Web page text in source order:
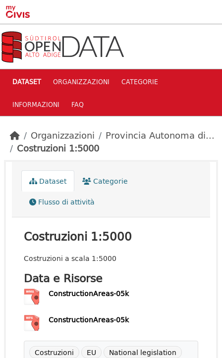
Skip to main content
DATASET ORGANIZZAZIONI CATEGORIE
INFORMAZIONI FAQ
Organizzazioni
Provincia Autonoma di...
Costruzioni 1:5000
Dataset
Categorie
Flusso di attività
Costruzioni 1:5000
Costruzioni a scala 1:5000
Data e Risorse
ConstructionAreas-05k
ConstructionAreas-05k
Costruzioni EU
National legislation